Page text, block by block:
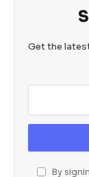
Get the
By